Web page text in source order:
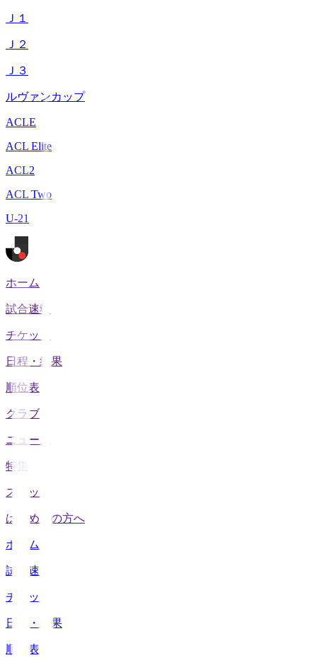
Ｊ１
Ｊ２
Ｊ３
ルヴァンカップ
ACLE
ACL Elite
ACL2
ACL Two
U-21
ホーム
試合速報
チケット
日程・結果
順位表
クラブ
ニュース
特集
スタッツ
はじめての方へ
ホーム
試合速報
チケット
日程・結果
順位表